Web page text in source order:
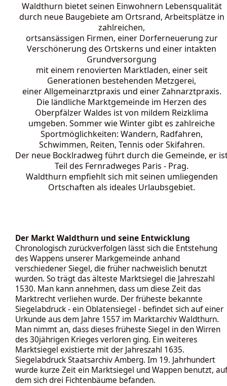
Waldthurn bietet seinen Einwohnern Lebensqualität
durch neue Baugebiete am Ortsrand, Arbeitsplätze in
zahlreichen,
ortsansässigen Firmen, einer Dorferneuerung zur
Verschönerung des Ortskerns und einer intakten
Grundversorgung
mit einem renovierten Marktladen, einer seit
Generationen bestehenden Metzgerei,
einer Allgemeinarztpraxis und einer Zahnarztpraxis.
Die ländliche Marktgemeinde im Herzen des
Oberpfälzer Waldes ist von mildem Reizklima
umgeben. Sommer wie Winter gibt es zahlreiche
Sportmöglichkeiten: Wandern, Radfahren,
Schwimmen, Reiten, Tennis oder Skifahren.
Der neue Bocklradweg führt durch die Gemeinde, er
Teil des Fernradweges Paris - Prag.
Waldthurn empfiehlt sich mit seinen umliegenden
Ortschaften als ideales Urlaubsgebiet.
Der Markt Waldthurn und seine Entwicklung
Chronologisch zurückverfolgen lässt sich die Entstehung
des Wappens unserer Markgemeinde anhand
verschiedener Siegel, die früher nachweislich benutzt
wurden. So trägt das älteste Marktsiegel die Jahreszahl
1530. Man kann annehmen, dass um diese Zeit das
Marktrecht verliehen wurde. Der früheste bekannte
Siegelabdruck - ein Oblatensiegel - befindet sich auf einer
Urkunde aus dem Jahre 1557 im Marktarchiv Waldthurn.
Man nimmt an, dass dieses früheste Siegel in den Wirren
des 30jährigen Krieges verloren ging. Ein weiteres
Marktsiegel existierte mit der Jahreszahl 1635.
Siegelabdruck Staatsarchiv Amberg. Im 19. Jahrhundert
wurde kurze Zeit ein Marktsiegel und Wappen benutzt, auf
dem sich drei Fichtenbäume befanden.